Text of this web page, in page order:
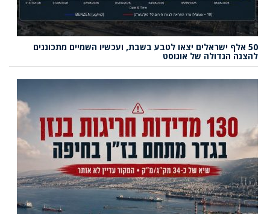
50 אלף ישראלים יצאו לטבע בשבת, ועכשיו השמיים מתכוננים
להצגה הגדולה של אוגוסט